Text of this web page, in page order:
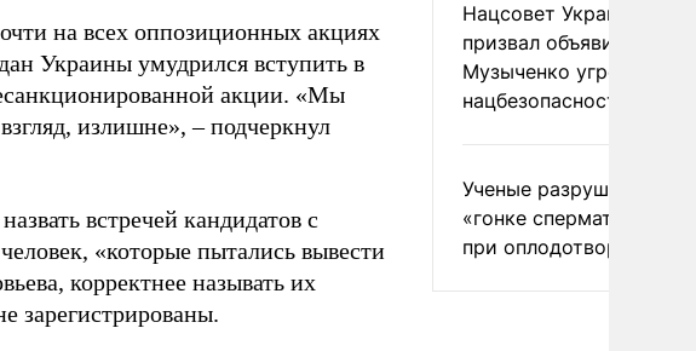
на всех оппозиционных акциях
Украины умудрился вступить в
акции. «Мы
излишне», – подчеркнул
встречей кандидатов с
«которые пытались вывести
корректнее называть их
зарегистрированы.
Нацсовет Украины по
призвал объявить
Музыченко угрозой
нацбезопасности
Ученые разрушили миф
«гонке
при оплодотворении